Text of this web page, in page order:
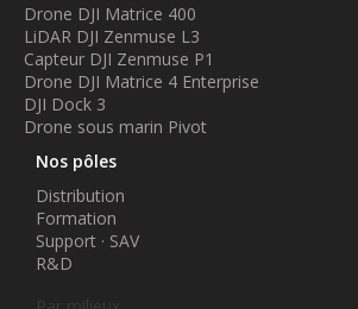
Drone DJI Matrice 400
LiDAR DJI Zenmuse L3
Capteur DJI Zenmuse P1
Drone DJI Matrice 4 Enterprise
DJI Dock 3
Drone sous marin Pivot
Nos pôles
Distribution
Formation
Support · SAV
R&D